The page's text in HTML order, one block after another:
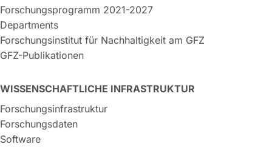
Forschungsprogramm 2021-2027
Departments
Forschungsinstitut für Nachhaltigkeit am GFZ
GFZ-Publikationen
WISSENSCHAFTLICHE INFRASTRUKTUR
Forschungsinfrastruktur
Forschungsdaten
Software